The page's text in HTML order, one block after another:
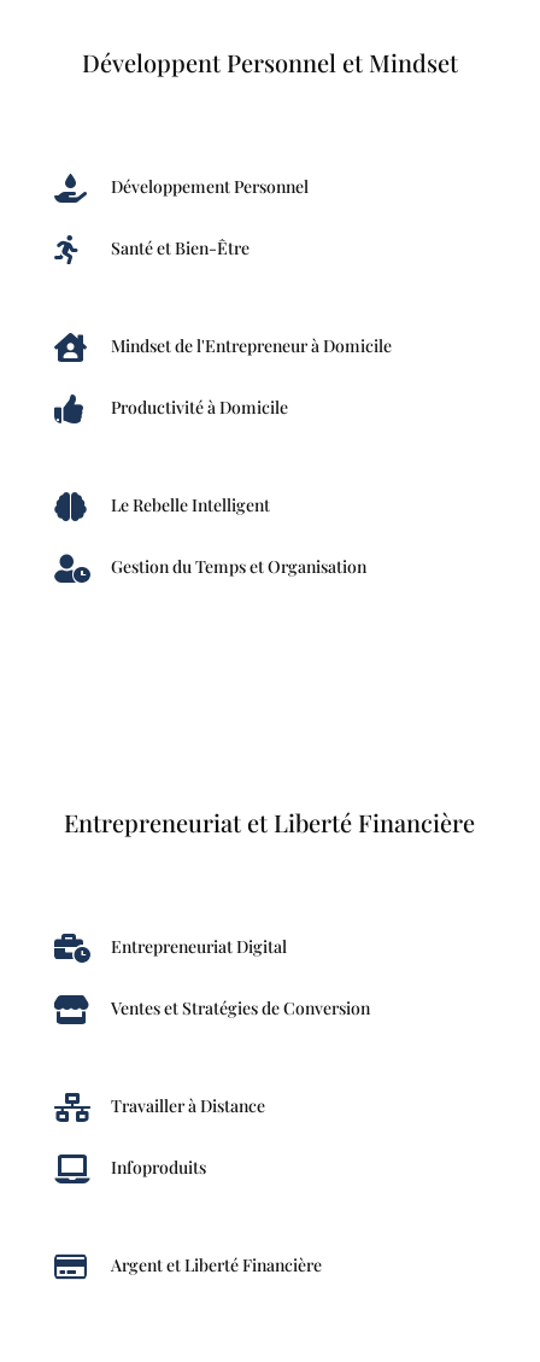
Développent Personnel et Mindset
 Développement Personnel
 Santé et Bien-Être
 Mindset de l'Entrepreneur à Domicile
 Productivité à Domicile
 Le Rebelle Intelligent
 Gestion du Temps et Organisation
Entrepreneuriat et Liberté Financière
 Entrepreneuriat Digital
 Ventes et Stratégies de Conversion
 Travailler à Distance
 Infoproduits
 Argent et Liberté Financière